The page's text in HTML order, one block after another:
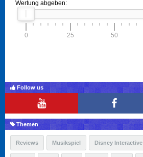
Wertung abgeben:
0 25 50
Follow us
Themen
Reviews Musikspiel Disney Interactive